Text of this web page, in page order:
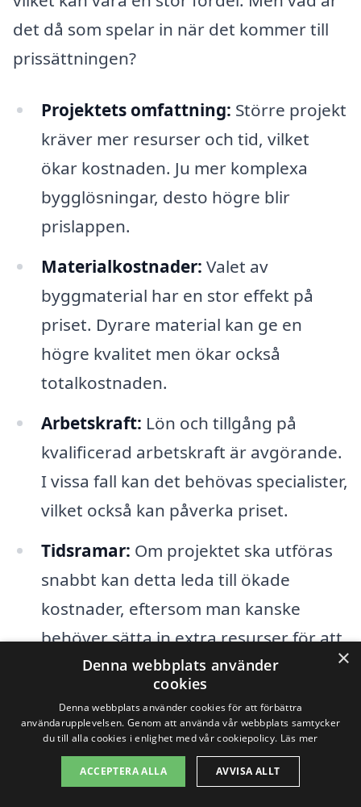
det då som spelar in när det kommer till
prissättningen?
Projektets omfattning: Större projekt
kräver mer resurser och tid, vilket
ökar kostnaden. Ju mer komplexa
bygglösningar, desto högre blir
prislappen.
Materialkostnader: Valet av
byggmaterial har en stor effekt på
priset. Dyrare material kan ge en
högre kvalitet men ökar också
totalkostnaden.
Arbetskraft: Lön och tillgång på
kvalificerad arbetskraft är avgörande.
I vissa fall kan det behövas specialister,
vilket också kan påverka priset.
Tidsramar: Om projektet ska utföras
snabbt kan detta leda till ökade
kostnader, eftersom man kanske
behöver sätta in extra resurser för att
hålla tidsplanen.
Regler och tillstånd:Bygglov och
andra regulatoriska krav kan påverka
både tid och kostnad. Om ytterligare
tillstånd krävs, kan detta leda till
×
Denna webbplats använder
cookies
Denna webbplats använder cookies för att förbättra
användarupplevelsen. Genom att använda vår webbplats samtycker
du till alla cookies i enlighet med vår cookiepolicy. Läs mer
ACCEPTERA ALLA AVVISA ALLT